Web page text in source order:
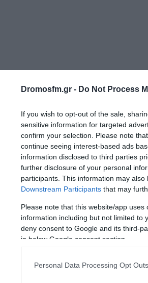
Dromosfm.gr - Do Not Process
If you wish to opt-out of the sale,
sensitive information for targeted
confirm your selection. Please note
continue seeing interest-based ads
information disclosed to third parties
further disclosure of your personal
participants. This information may
Downstream Participants that may
Please note that this website/app
information including but not limited to
deny consent to Google and its third-
in below Google consent section.
Personal Data Processing Opt Outs